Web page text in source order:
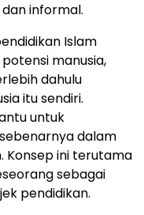
informal.
Islam
manusia,
dahulu
itu sendiri.
untuk
dalam
Konsep ini terutama
sebagai
pendidikan.